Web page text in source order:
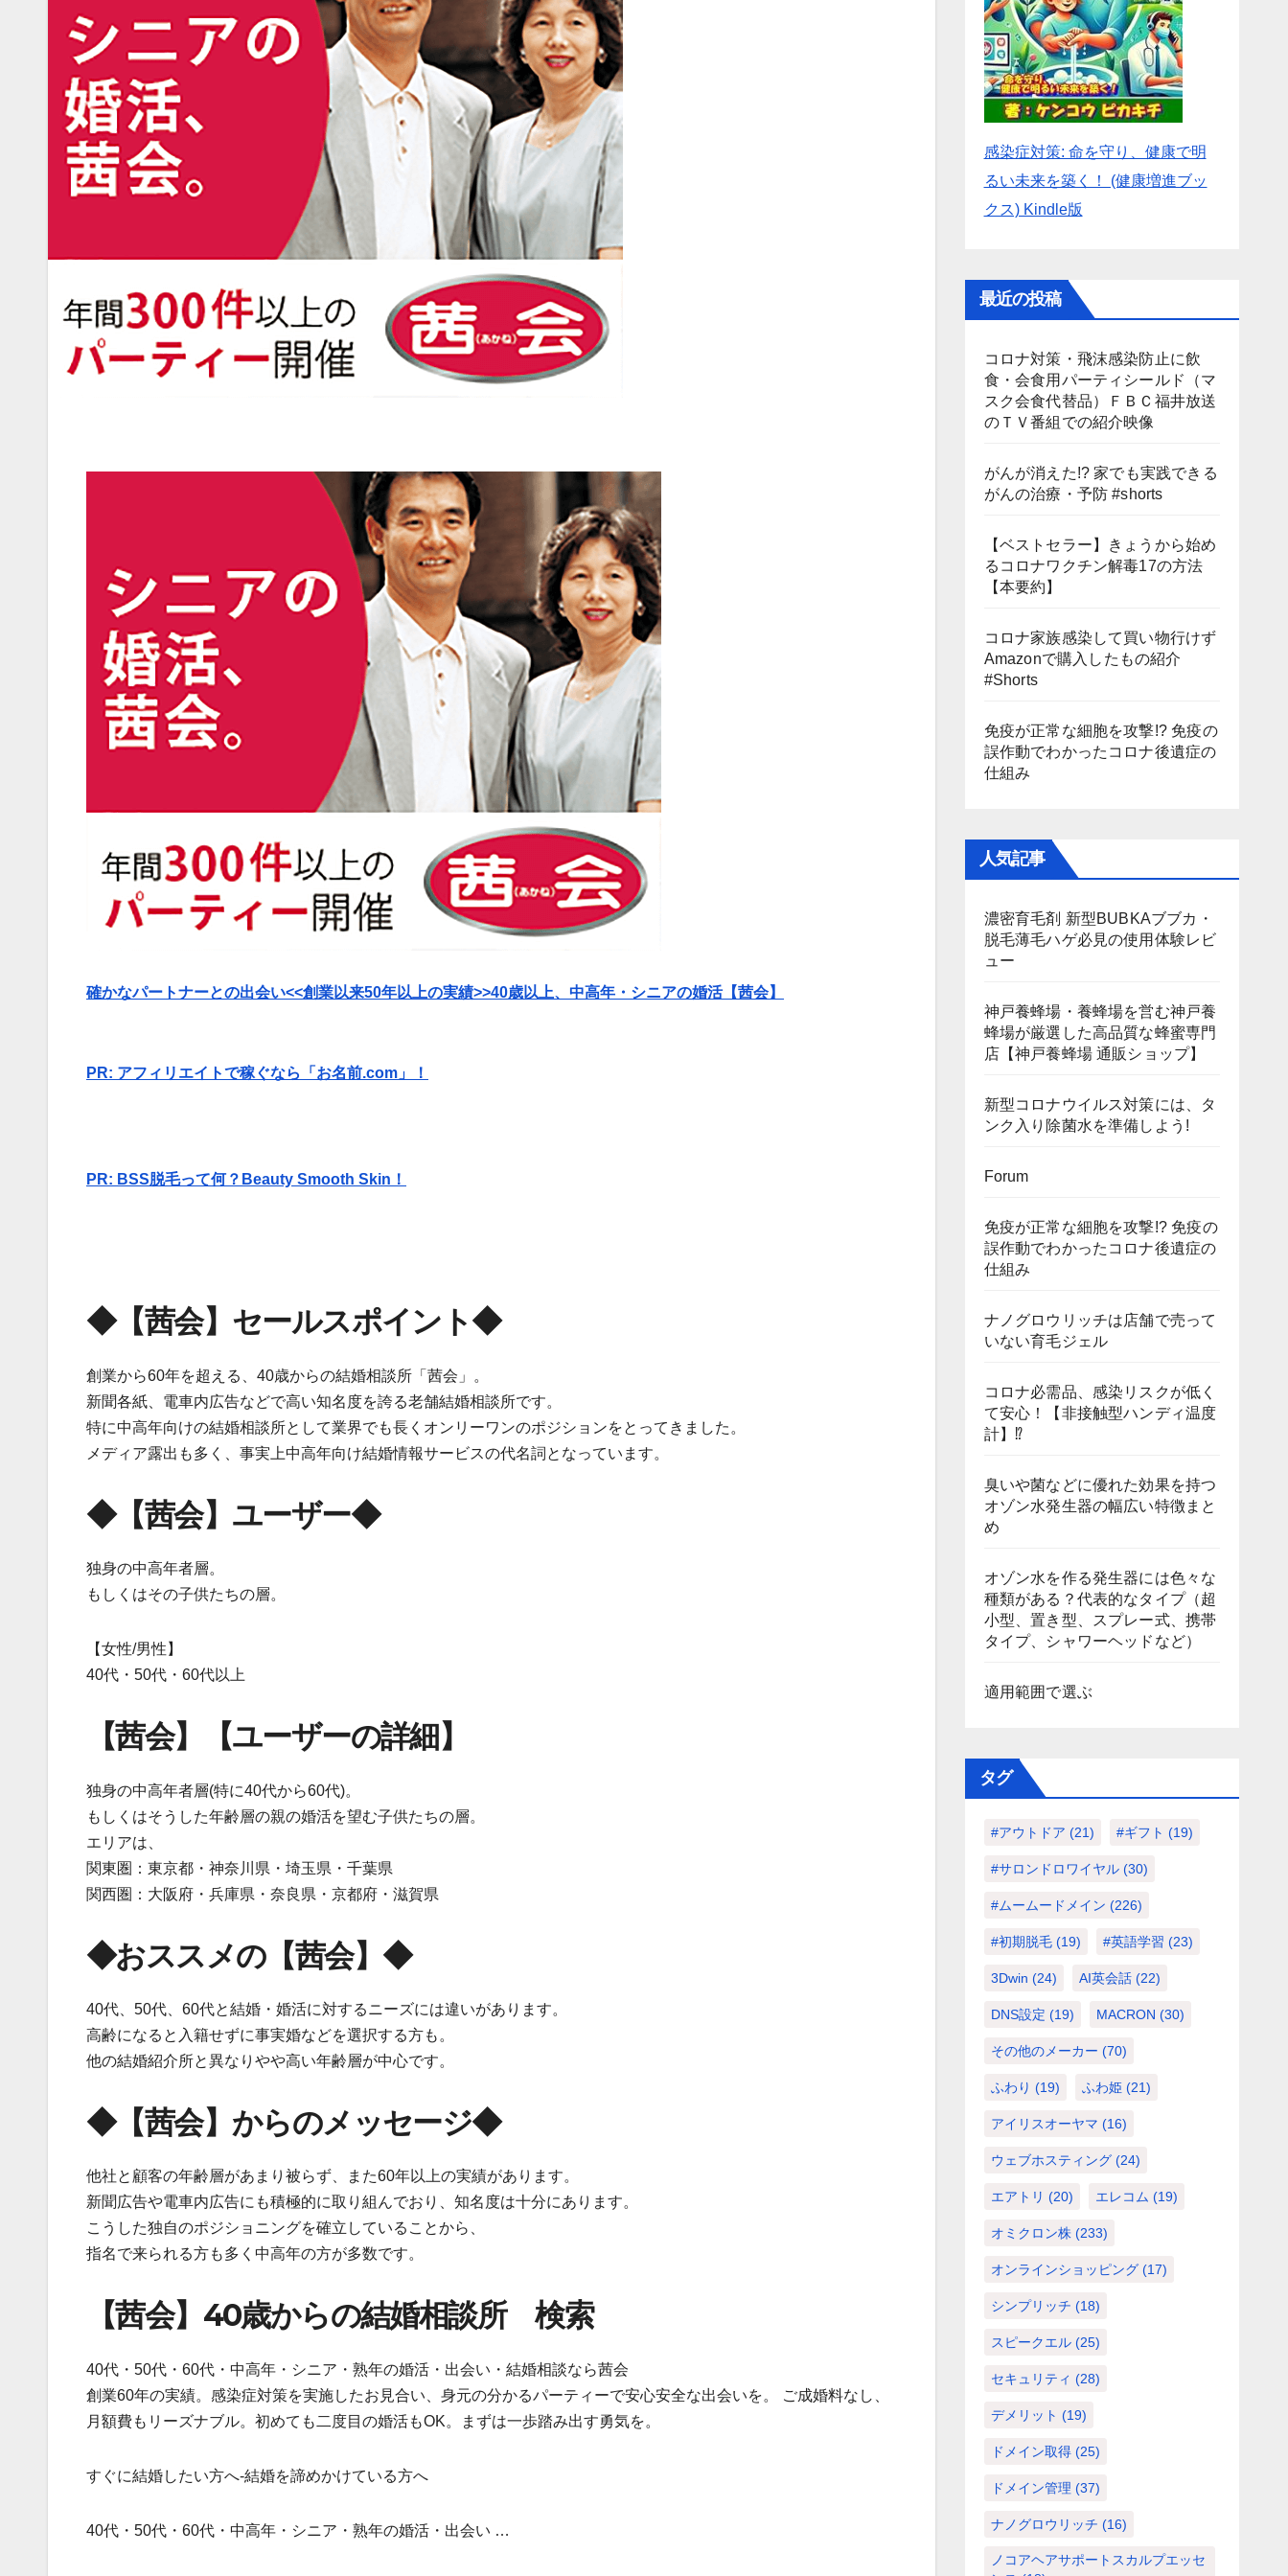
確かなパートナーとの出会い<<創業以来50年以上の実績>>40歳以上、中高年・シニアの婚活【茜会】
PR: アフィリエイトで稼ぐなら「お名前.com」！
PR: BSS脱毛って何？Beauty Smooth Skin！
◆【茜会】セールスポイント◆
創業から60年を超える、40歳からの結婚相談所「茜会」。
新聞各紙、電車内広告などで高い知名度を誇る老舗結婚相談所です。
特に中高年向けの結婚相談所として業界でも長くオンリーワンのポジションをとってきました。
メディア露出も多く、事実上中高年向け結婚情報サービスの代名詞となっています。
◆【茜会】ユーザー◆
独身の中高年者層。
もしくはその子供たちの層。
【女性/男性】
40代・50代・60代以上
【茜会】【ユーザーの詳細】
独身の中高年者層(特に40代から60代)。
もしくはそうした年齢層の親の婚活を望む子供たちの層。
エリアは、
関東圏：東京都・神奈川県・埼玉県・千葉県
関西圏：大阪府・兵庫県・奈良県・京都府・滋賀県
◆おススメの【茜会】◆
40代、50代、60代と結婚・婚活に対するニーズには違いがあります。
高齢になると入籍せずに事実婚などを選択する方も。
他の結婚紹介所と異なりやや高い年齢層が中心です。
◆【茜会】からのメッセージ◆
他社と顧客の年齢層があまり被らず、また60年以上の実績があります。
新聞広告や電車内広告にも積極的に取り組んでおり、知名度は十分にあります。
こうした独自のポジショニングを確立していることから、
指名で来られる方も多く中高年の方が多数です。
【茜会】40歳からの結婚相談所 検索
40代・50代・60代・中高年・シニア・熟年の婚活・出会い・結婚相談なら茜会
創業60年の実績。感染症対策を実施したお見合い、身元の分かるパーティーで安心安全な出会いを。 ご成婚料なし、
月額費もリーズナブル。初めても二度目の婚活もOK。まずは一歩踏み出す勇気を。
すぐに結婚したい方へ-結婚を諦めかけている方へ
40代・50代・60代・中高年・シニア・熟年の婚活・出会い …
感染症対策: 命を守り、健康で明
るい未来を築く！ (健康増進ブッ
クス) Kindle版
最近の投稿
コロナ対策・飛沫感染防止に飲
食・会食用パーティシールド（マ
スク会食代替品）ＦＢＣ福井放送
のＴＶ番組での紹介映像
がんが消えた!? 家でも実践できる
がんの治療・予防 #shorts
【ベストセラー】きょうから始め
るコロナワクチン解毒17の方法
【本要約】
コロナ家族感染して買い物行けず
Amazonで購入したもの紹介
#Shorts
免疫が正常な細胞を攻撃!? 免疫の
誤作動でわかったコロナ後遺症の
仕組み
人気記事
濃密育毛剤 新型BUBKAブブカ・
脱毛薄毛ハゲ必見の使用体験レビ
ュー
神戸養蜂場・養蜂場を営む神戸養
蜂場が厳選した高品質な蜂蜜専門
店【神戸養蜂場 通販ショップ】
新型コロナウイルス対策には、タ
ンク入り除菌水を準備しよう!
Forum
免疫が正常な細胞を攻撃!? 免疫の
誤作動でわかったコロナ後遺症の
仕組み
ナノグロウリッチは店舗で売って
いない育毛ジェル
コロナ必需品、感染リスクが低く
て安心！【非接触型ハンディ温度
計】⁉
臭いや菌などに優れた効果を持つ
オゾン水発生器の幅広い特徴まと
め
オゾン水を作る発生器には色々な
種類がある？代表的なタイプ（超
小型、置き型、スプレー式、携帯
タイプ、シャワーヘッドなど）
適用範囲で選ぶ
タグ
#アウトドア (21) #ギフト (19)
#サロンドロワイヤル(30)
#ムームードメイン (226)
#初期脱毛(19) #英語学習 (23)
3Dwin (24) AI英会話(22)
DNS設定 (19) MACRON (30)
その他のメーカー (70)
ふわり (19) ふわ姫(21)
アイリスオーヤマ (16)
ウェブホスティング(24)
エアトリ (20) エレコム (19)
オミクロン株(233)
オンラインショッピング(17)
シンプリッチ (18)
スピークエル(25)
セキュリティ (28)
デメリット (19)
ドメイン取得(25)
ドメイン管理 (37)
ナノグロウリッチ (16)
ノコアヘアサポートスカルプエッセ